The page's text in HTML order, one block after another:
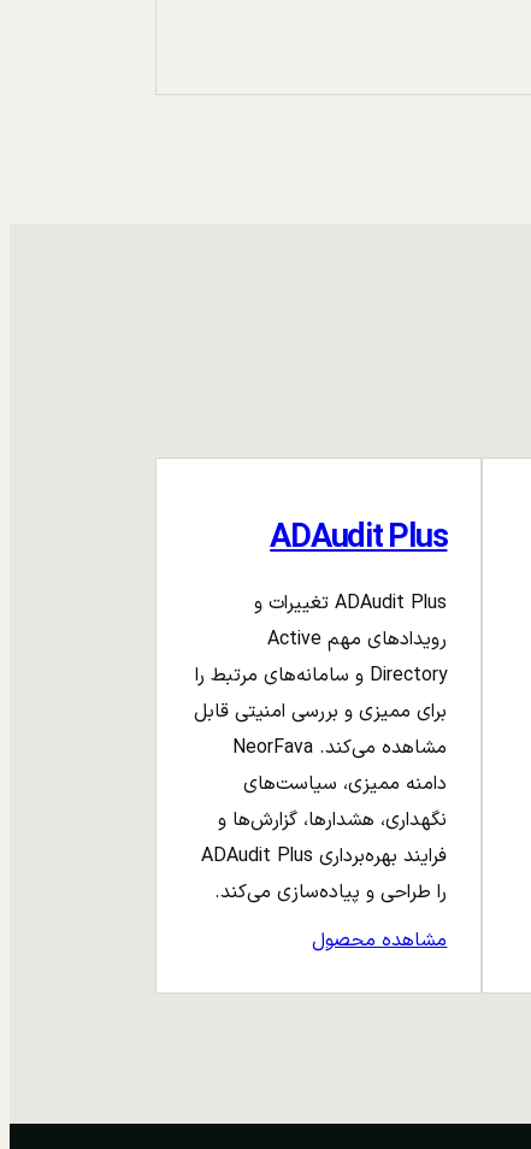
ADAudit Plus
ADAudit Plus تغییرات و
رویدادهای مهم Active
Directory و سامانه‌های مرتبط را
برای ممیزی و بررسی امنیتی قابل
مشاهده می‌کند. NeorFava
دامنه ممیزی، سیاست‌های
نگهداری، هشدارها، گزارش‌ها و
فرایند بهره‌برداری ADAudit Plus
را طراحی و پیاده‌سازی می‌کند.
مشاهده محصول